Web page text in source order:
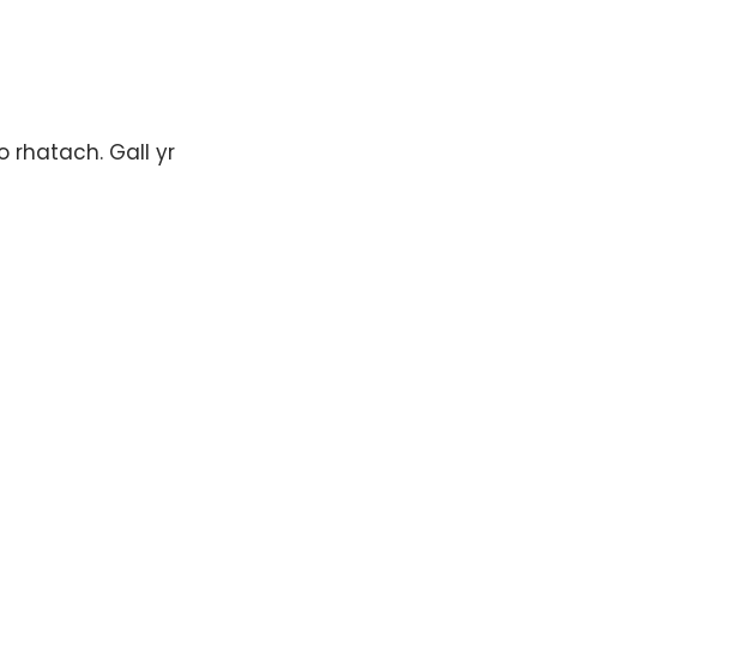
rhatach. Gall yr